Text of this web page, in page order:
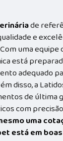
de
e
uma equipe
está
adequado
disso, a
de última
com
uma
está em